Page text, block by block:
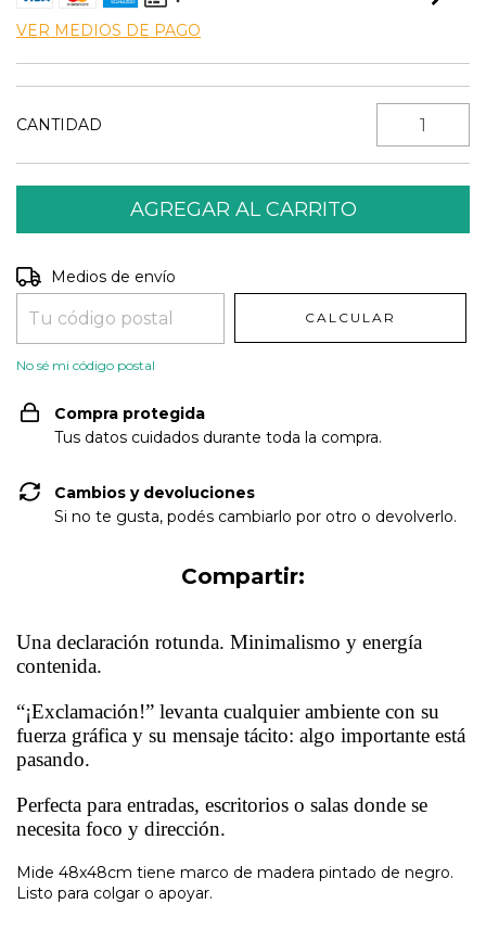
VER MEDIOS DE PAGO
CANTIDAD
Entregas para el CP:
Medios de envío
CALCULAR
No sé mi código postal
Compra protegida
Tus datos cuidados durante toda la compra.
Cambios y devoluciones
Si no te gusta, podés cambiarlo por otro o devolverlo.
Compartir:
Una declaración rotunda. Minimalismo y energía
contenida.
“¡Exclamación!” levanta cualquier ambiente con su
fuerza gráfica y su mensaje tácito: algo importante está
pasando.
Perfecta para entradas, escritorios o salas donde se
necesita foco y dirección.
Mide 48x48cm tiene marco de madera pintado de negro.
Listo para colgar o apoyar.